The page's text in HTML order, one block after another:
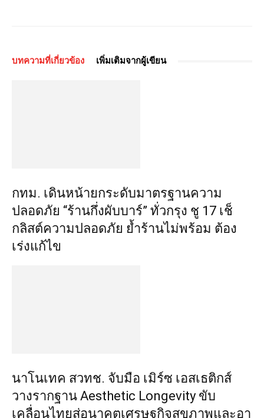
บทความที่เกี่ยวข้อง เพิ่มเติมจากผู้เขียน
กทม. เดินหน้ายกระดับมาตรฐานความ
ปลอดภัย “ร้านกึ่งผับบาร์” ทั่วกรุง ชู 17 เช็
กลิสต์ความปลอดภัย ย้ำร้านไม่พร้อม ต้อง
เร่งแก้ไข
นาโนเทค สวทช. จับมือ เมิร์ซ เอสเธติกส์
วางรากฐาน Aesthetic Longevity ขับ
เคลื่อนไทยสู่อนาคตเศรษฐกิจสุขภาพและอา